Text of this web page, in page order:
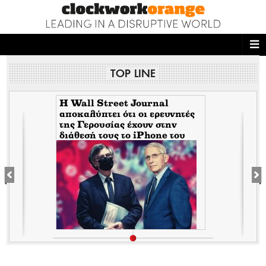
NEWS DESK
THE ONES WHO DO
MAGAZINE
TOP LINE
Ο Άγγλος Ασθενής Andrew
Hutchinson και οι
Επιχειρήσεις Μαύρου
Κύκνου [Black Swan]